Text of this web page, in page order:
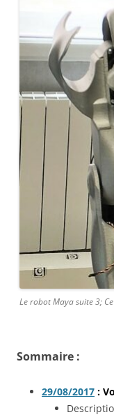
Le robot Maya suite 3;
Sommaire :
29/08/2017 :